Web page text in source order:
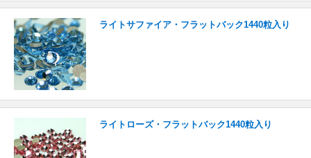
ライトサファイア・フラットバック1440粒入り
ライトローズ・フラットバック1440粒入り